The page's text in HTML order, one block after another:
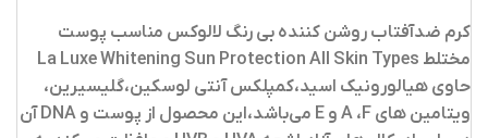
کرم ضدآفتاب روشن کننده بی رنگ لالوکس مناسب پوست
مختلط La Luxe Whitening Sun Protection All Skin Types
حاوی هیالورونیک اسید،کمپلکس آنتی لوسکین،گلیسیرین،
ویتامین های A ،F و E می‌باشد،این محصول از پوست و DNA آن